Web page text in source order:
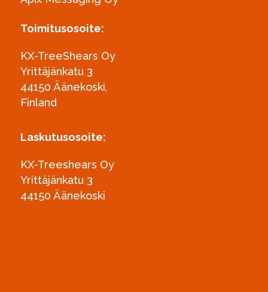
Toimitusosoite:
KX-TreeShears Oy
Yrittäjänkatu 3
44150 Äänekoski,
Finland
Laskutusosoite:
KX-Treeshears Oy
Yrittäjänkatu 3
44150 Äänekoski